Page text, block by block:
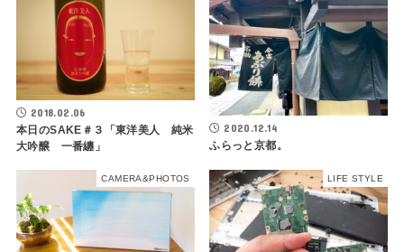
2018.02.06
本日のSAKE＃３「東洋美人 純米
大吟醸 一番纏」
2020.12.14
ふらっと京都。
CAMERA&PHOTOS LIFE STYLE